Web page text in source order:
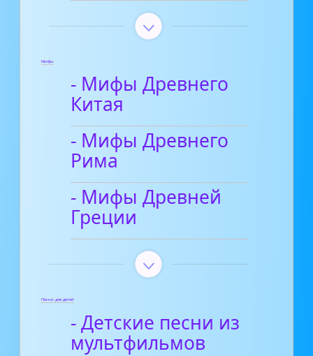
Мифы
- Мифы Древнего
Китая
- Мифы Древнего
Рима
- Мифы Древней
Греции
Песни для детей
- Детские песни из
мультфильмов